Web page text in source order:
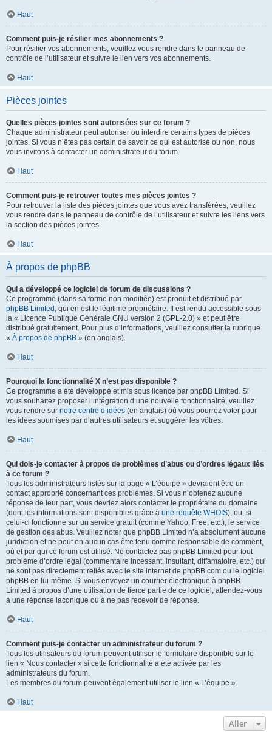
Haut
Comment puis-je résilier mes abonnements ?
Pour résilier vos abonnements, veuillez vous rendre dans le panneau de
contrôle de l’utilisateur et suivre le lien vers vos abonnements.
Haut
Pièces jointes
Quelles pièces jointes sont autorisées sur ce forum ?
Chaque administrateur peut autoriser ou interdire certains types de pièces
jointes. Si vous n’êtes pas certain de savoir ce qui est autorisé ou non, nous
vous invitons à contacter un administrateur du forum.
Haut
Comment puis-je retrouver toutes mes pièces jointes ?
Pour retrouver la liste des pièces jointes que vous avez transférées, veuillez
vous rendre dans le panneau de contrôle de l’utilisateur et suivre les liens vers
la section des pièces jointes.
Haut
À propos de phpBB
Qui a développé ce logiciel de forum de discussions ?
Ce programme (dans sa forme non modifiée) est produit et distribué par
phpBB Limited , qui en est le légitime propriétaire. Il est rendu accessible sous
la « Licence Publique Générale GNU version 2 (GPL-2.0) » et peut être
distribué gratuitement. Pour plus d’informations, veuillez consulter la rubrique
« À propos de phpBB » (en anglais).
Haut
Pourquoi la fonctionnalité X n’est pas disponible ?
Ce programme a été développé et mis sous licence par phpBB Limited. Si
vous souhaitez proposer l’intégration d’une nouvelle fonctionnalité, veuillez
vous rendre sur notre centre d’idées (en anglais) où vous pourrez voter pour
les idées soumises par d’autres utilisateurs et suggérer les vôtres.
Haut
Qui dois-je contacter à propos de problèmes d’abus ou d’ordres légaux liés
à ce forum ?
Tous les administrateurs listés sur la page « L’équipe » devraient être un
contact approprié concernant ces problèmes. Si vous n’obtenez aucune
réponse de leur part, vous devriez alors contacter le propriétaire du domaine
(dont les informations sont disponibles grâce à une requête WHOIS), ou, si
celui-ci fonctionne sur un service gratuit (comme Yahoo, Free, etc.), le service
de gestion des abus. Veuillez noter que phpBB Limited n’a absolument aucune
juridiction et ne peut en aucun cas être tenu comme responsable de comment,
où et par qui ce forum est utilisé. Ne contactez pas phpBB Limited pour tout
problème d’ordre légal (commentaire incessant, insultant, diffamatoire, etc.) qui
ne sont pas directement reliés avec le site internet de phpBB.com ou le logiciel
phpBB en lui-même. Si vous envoyez un courrier électronique à phpBB
Limited à propos d’une utilisation de tierce partie de ce logiciel, attendez-vous
à une réponse laconique ou à ne pas recevoir de réponse.
Haut
Comment puis-je contacter un administrateur du forum ?
Tous les utilisateurs du forum peuvent utiliser le formulaire disponible sur le
lien « Nous contacter » si cette fonctionnalité a été activée par les
administrateurs du forum.
Les membres du forum peuvent également utiliser le lien « L’équipe ».
Haut
Aller